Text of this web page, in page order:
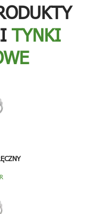
TYNKI